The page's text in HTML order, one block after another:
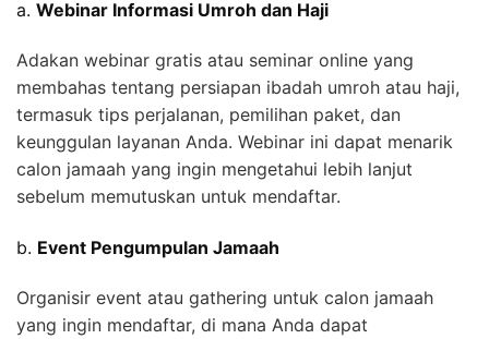
a. Webinar Informasi Umroh dan Haji
Adakan webinar gratis atau seminar online yang
membahas tentang persiapan ibadah umroh atau haji,
termasuk tips perjalanan, pemilihan paket, dan
keunggulan layanan Anda. Webinar ini dapat menarik
calon jamaah yang ingin mengetahui lebih lanjut
sebelum memutuskan untuk mendaftar.
b. Event Pengumpulan Jamaah
Organisir event atau gathering untuk calon jamaah
yang ingin mendaftar, di mana Anda dapat